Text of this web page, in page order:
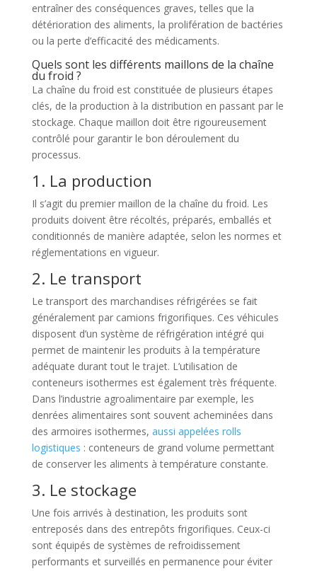
entraîner des conséquences graves, telles que la
détérioration des aliments, la prolifération de bactéries
ou la perte d’efficacité des médicaments.
Quels sont les différents maillons de la chaîne
du froid ?
La chaîne du froid est constituée de plusieurs étapes
clés, de la production à la distribution en passant par le
stockage. Chaque maillon doit être rigoureusement
contrôlé pour garantir le bon déroulement du
processus.
1. La production
Il s’agit du premier maillon de la chaîne du froid. Les
produits doivent être récoltés, préparés, emballés et
conditionnés de manière adaptée, selon les normes et
réglementations en vigueur.
2. Le transport
Le transport des marchandises réfrigérées se fait
généralement par camions frigorifiques. Ces véhicules
disposent d’un système de réfrigération intégré qui
permet de maintenir les produits à la température
adéquate durant tout le trajet. L’utilisation de
conteneurs isothermes est également très fréquente.
Dans l’industrie agroalimentaire par exemple, les
denrées alimentaires sont souvent acheminées dans
des armoires isothermes, aussi appelées rolls
logistiques : conteneurs de grand volume permettant
de conserver les aliments à température constante.
3. Le stockage
Une fois arrivés à destination, les produits sont
entreposés dans des entrepôts frigorifiques. Ceux-ci
sont équipés de systèmes de refroidissement
performants et surveillés en permanence pour éviter